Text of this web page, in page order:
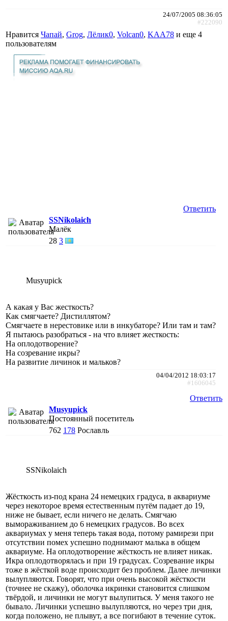
24/07/2005 08:36:05
#222090
Нравится Чапай, Grog, Лёлик0, Volcan0, KAA78 и еще 4
пользователям
Ответить
SSNikolaich
Малёк
28 3
Musyupick
А какая у Вас жесткость?
Как смягчаете? Дистиллятом?
Смягчаете в нерестовике или в инкубаторе? Или там и там?
Я пытаюсь разобраться - на что влияет жесткость:
На оплодотворение?
На созревание икры?
На развитие личинок и мальков?
04/04/2012 18:03:17
#1606045
Ответить
Musyupick
Постоянный посетитель
762 178 Рославль
SSNikolaich
Жёсткость из-под крана 24 немецких градуса, в аквариуме
через некоторое время естественным путём падает до 19,
ниже не бывает, если ничего не делать. Смягчаю
вымораживанием до 6 немецких градусов. Во всех
аквариумах у меня теперь такая вода, потому рамирези при
отсутствии помех успешно поднимают малька в общем
аквариуме. На оплодотворение жёсткость не влияет никак.
Икра оплодотворялась и при 19 градусах. Созревание икры
тоже в жёсткой воде происходит без проблем. Далее личинки
вылупляются. Говорят, что при очень высокой жёсткости
(точнее не скажу), оболочка икринки становится слишком
твёрдой, и личинки не могут вылупиться. У меня такого не
бывало. Личинки успешно вылупляются, но через три дня,
когда положено, не плывут, а все погибают в течение суток.